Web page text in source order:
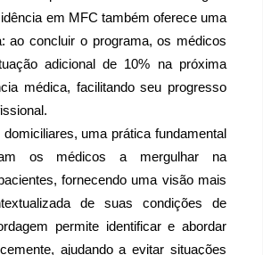
em MFC também oferece uma
ao concluir o programa, os médicos
adicional de 10% na próxima
médica, facilitando seu progresso
uma prática fundamental
os médicos a mergulhar na
fornecendo uma visão mais
de suas condições de
permite identificar e abordar
ajudando a evitar situações